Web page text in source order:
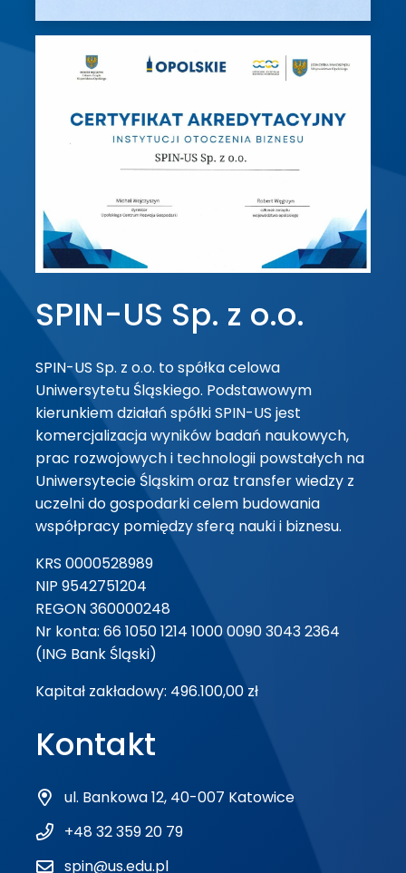
SPIN-US Sp. z o.o.
SPIN-US Sp. z o.o. to spółka celowa
Uniwersytetu Śląskiego. Podstawowym
kierunkiem działań spółki SPIN-US jest
komercjalizacja wyników badań naukowych,
prac rozwojowych i technologii powstałych na
Uniwersytecie Śląskim oraz transfer wiedzy z
uczelni do gospodarki celem budowania
współpracy pomiędzy sferą nauki i biznesu.
KRS 0000528989
NIP 9542751204
REGON 360000248
Nr konta: 66 1050 1214 1000 0090 3043 2364
(ING Bank Śląski)
Kapitał zakładowy: 496.100,00 zł
Kontakt
ul. Bankowa 12, 40-007 Katowice
+48 32 359 20 79
spin@us.edu.pl